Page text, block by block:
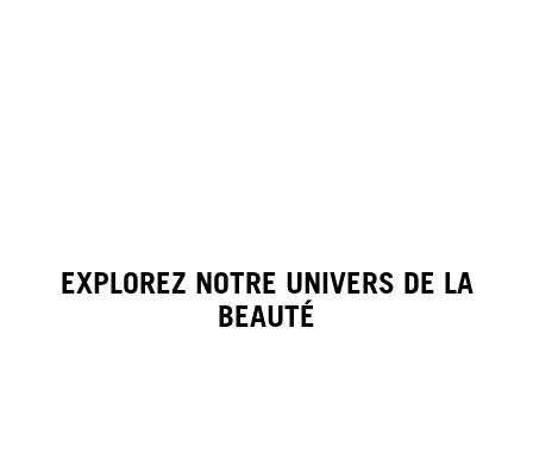
EXPLOREZ NOTRE UNIVERS DE LA
BEAUTÉ